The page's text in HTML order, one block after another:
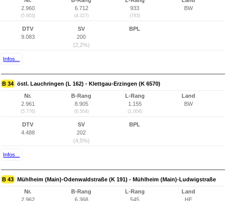
2.960
(5.603)
6.712
(4.327)
933
(783)
BW
DTV
9.083
SV
200
(2,2%)
BPL
Infos...
B 34 östl. Lauchringen (L 162) - Klettgau-Erzingen (K 6570)
Nr.
2.961
(5.776)
B-Rang
8.905
(6.504)
L-Rang
1.155
(1.004)
Land
BW
DTV
4.488
SV
202
(4,5%)
BPL
Infos...
B 43 Mühlheim (Main)-Odenwaldstraße (K 191) - Mühlheim (Main)-Ludwigstraße
Nr.
2.962
B-Rang
6.368
L-Rang
545
Land
HE